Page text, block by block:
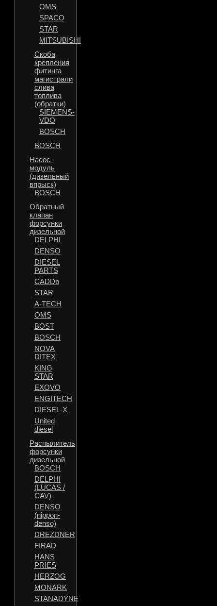
OMS
SPACO
STAR
MITSUBISHI
Скоба
крепления
фитинга
магистрали
слива
топлива
(обратки)
SIEMENS-
VDO
BOSCH
BOSCH
Насос-
модуль
(дизельный
впрыск)
BOSCH
Обратный
клапан
форсунки
дизельной
DELPHI
DENSO
DIESEL
PARTS
CADDb
STAR
A-TECH
OMS
BOST
BOSCH
NOVA
DITEX
KING
STAR
EXOVO
ENGITECH
DIESEL-X
United
diesel
Распылитель
форсунки
дизельной
BOSCH
DELPHI
(LUCAS /
CAV)
DENSO
(nippon-
denso)
DREZDNER
FIRAD
HANS
PRIES
HERZOG
MONARK
STANADYNE